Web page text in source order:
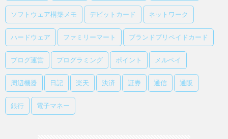
ソフトウェア構築メモ デビットカード ネットワーク
ハードウェア ファミリーマート ブランドプリペイドカード
ブログ運営 プログラミング ポイント メルペイ
周辺機器 日記 楽天 決済 証券 通信 通販
銀行 電子マネー